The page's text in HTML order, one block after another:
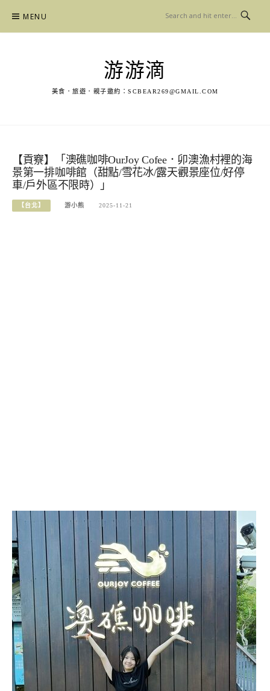
content
MENU
游游滴
美食．旅遊．親子邀約： SCBEAR269@GMAIL.COM
【貢竂】「澳礁咖啡OurJoy Cofee．卯澳漁村裡的海
景第一排咖啡館（甜點/雪花冰/露天觀景座位/好停
車/戶外區不限時）」
【台北】 游小熊 2025-11-21